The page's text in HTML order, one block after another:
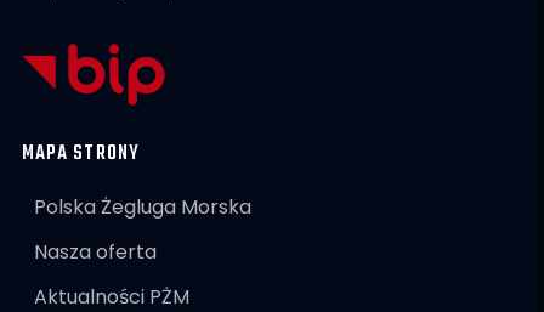
MAPA STRONY
Polska Żegluga Morska
Nasza oferta
Aktualności PŻM